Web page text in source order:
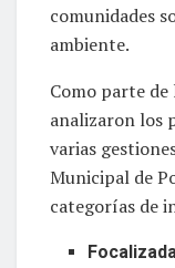
comunidades
ambiente.
Como parte
analizaron los
varias
Municipal de
categorías de